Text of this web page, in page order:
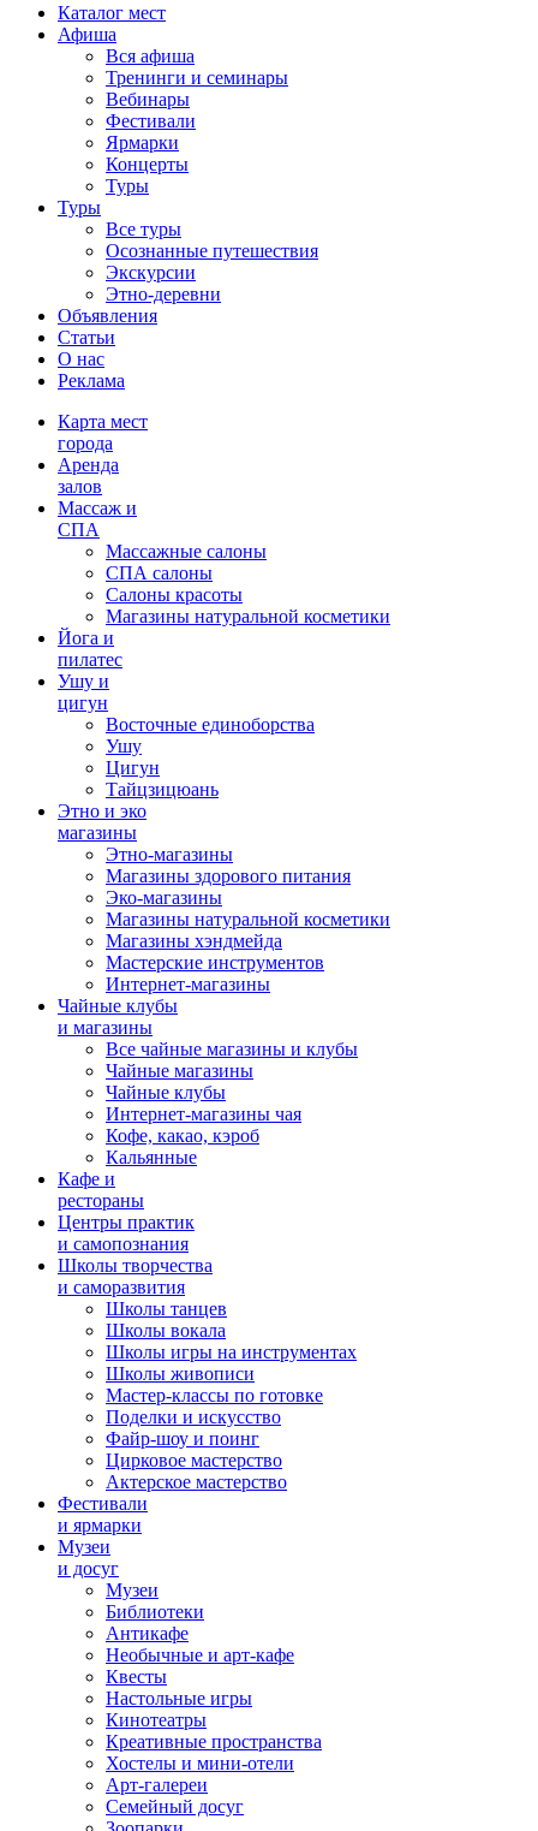
Каталог мест
Афиша
Вся афиша
Тренинги и семинары
Вебинары
Фестивали
Ярмарки
Концерты
Туры
Туры
Все туры
Осознанные путешествия
Экскурсии
Этно-деревни
Объявления
Статьи
О нас
Реклама
Карта мест
города
Аренда
залов
Массаж и
СПА
Массажные салоны
СПА салоны
Салоны красоты
Магазины натуральной косметики
Йога и
пилатес
Ушу и
цигун
Восточные единоборства
Ушу
Цигун
Тайцзицюань
Этно и эко
магазины
Этно-магазины
Магазины здорового питания
Эко-магазины
Магазины натуральной косметики
Магазины хэндмейда
Мастерские инструментов
Интернет-магазины
Чайные клубы
и магазины
Все чайные магазины и клубы
Чайные магазины
Чайные клубы
Интернет-магазины чая
Кофе, какао, кэроб
Кальянные
Кафе и
рестораны
Центры практик
и самопознания
Школы творчества
и саморазвития
Школы танцев
Школы вокала
Школы игры на инструментах
Школы живописи
Мастер-классы по готовке
Поделки и искусство
Файр-шоу и поинг
Цирковое мастерство
Актерское мастерство
Фестивали
и ярмарки
Музеи
и досуг
Музеи
Библиотеки
Антикафе
Необычные и арт-кафе
Квесты
Настольные игры
Кинотеатры
Креативные пространства
Хостелы и мини-отели
Арт-галереи
Семейный досуг